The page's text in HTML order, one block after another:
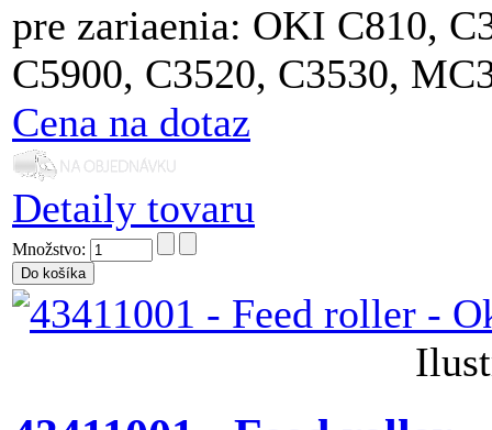
pre zariaenia: OKI C810,
C5900, C3520, C3530,
Cena na dotaz
Detaily tovaru
Množstvo: